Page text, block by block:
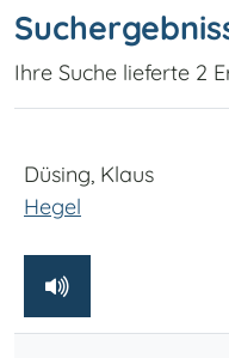
Ihre Suche lieferte 2
Düsing, Klaus
Hegel